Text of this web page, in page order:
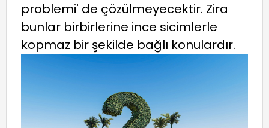
problemi' de çözülmeyecektir. Zira
bunlar birbirlerine ince sicimlerle
kopmaz bir şekilde bağlı konulardır.